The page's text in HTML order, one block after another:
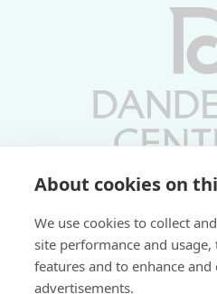
About cookies on
We use cookies to collect
site performance and
features and to enhance
advertisements.
Söndagar 11-
Fri